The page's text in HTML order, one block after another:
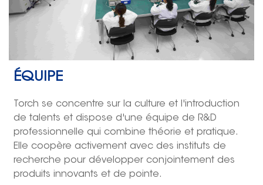
ÉQUIPE
Torch se concentre sur la culture et l'introduction
de talents et dispose d'une équipe de R&D
professionnelle qui combine théorie et pratique.
Elle coopère activement avec des instituts de
recherche pour développer conjointement des
produits innovants et de pointe.